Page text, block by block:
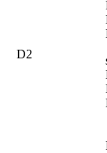
D2